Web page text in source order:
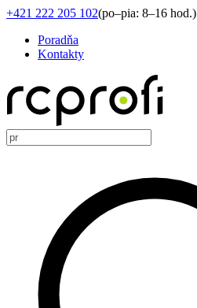
+421 222 205 102(po–pia: 8–16 hod.)
Poradňa
Kontakty